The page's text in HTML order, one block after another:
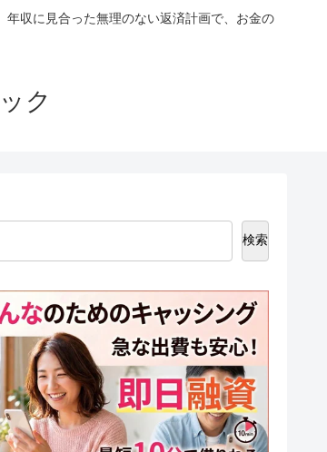
収に見合った無理のない返済計画で、お金の
ク
検索